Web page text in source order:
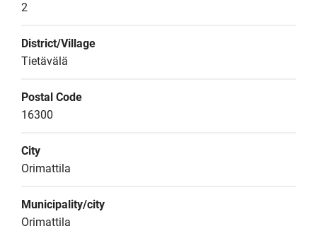
2
District/Village
Tietävälä
Postal Code
16300
City
Orimattila
Municipality/city
Orimattila